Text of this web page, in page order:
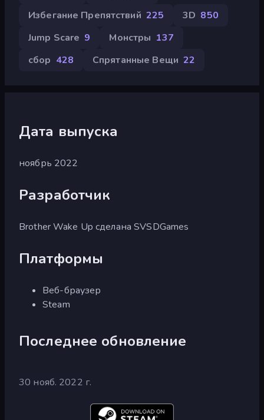
Избегание Препятствий 225 3D 850
Jump Scare 9 Монстры 137
сбор 428 Спрятанные Вещи 22
Дата выпуска
ноябрь 2022
Разработчик
Brother Wake Up сделана SVSDGames
Платформы
Веб-браузер
Steam
Последнее обновление
30 нояб. 2022 г.